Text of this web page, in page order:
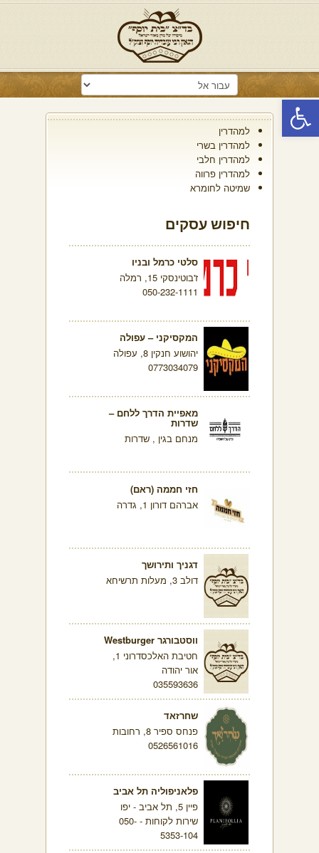
פתח סרגל נגישות
למהדרין
למהדרין בשרי
למהדרין חלבי
למהדרין פרווה
שמיטה לחומרא
חיפוש עסקים
סלטי כרמל ובניו
ז'בוטינסקי 15, רמלה
050-232-1111
המקסיקני – עפולה
יהושוע חנקין 8, עפולה
0773034079
מאפיית הדרך ללחם –
שדרות
מנחם בגין , שדרות
חזי חממה (ראם)
אברהם דורון 1, גדרה
דגניך ותירושך
דולב 3, מעלות תרשיחא
ווסטבורגר Westburger
חטיבת האלכסדרוני 1,
אור יהודה
035593636
שחרזאד
פנחס ספיר 8, רחובות
0526561016
פלאניפוליה תל אביב
פיין 5, תל אביב - יפו
שירות לקוחות - 050-
5353-104